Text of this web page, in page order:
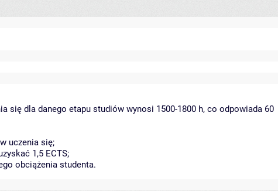
się dla danego etapu studiów wynosi 1500-1800 h, co odpowiada 60
uczenia się;
1,5 ECTS;
obciążenia studenta.